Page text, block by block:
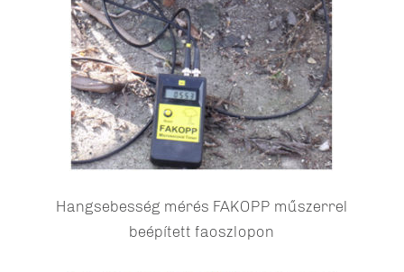
Hangsebesség mérés FAKOPP műszerrel
beépített faoszlopon